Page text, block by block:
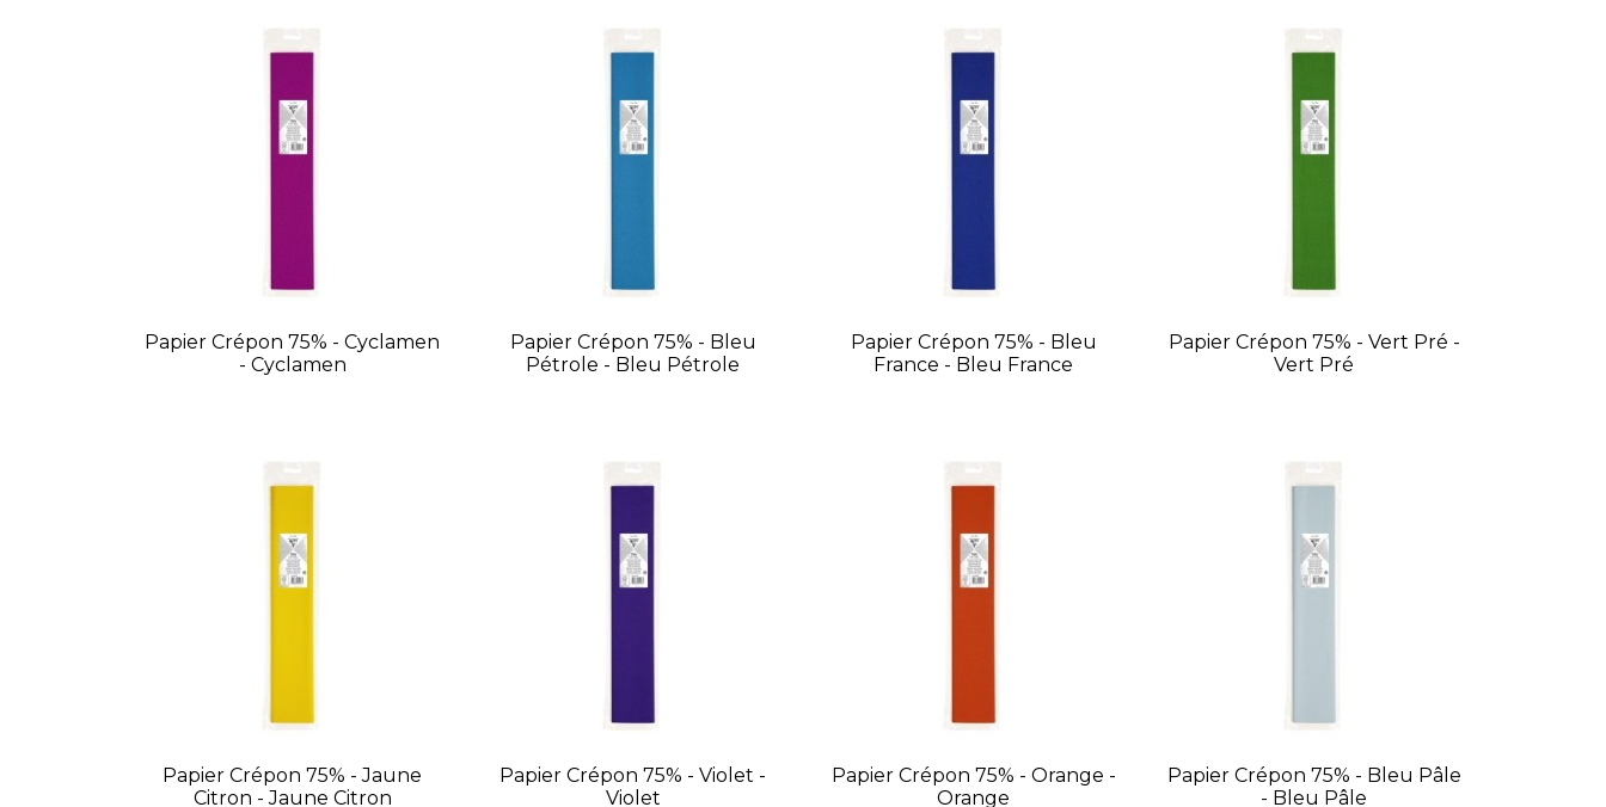
Papier Crépon 75% - Cyclamen
- Cyclamen
Papier Crépon 75% - Bleu
Pétrole - Bleu Pétrole
Papier Crépon 75% - Bleu
France - Bleu France
Papier Crépon 75% - Vert Pré -
Vert Pré
Papier Crépon 75% - Jaune
Citron - Jaune Citron
Papier Crépon 75% - Violet -
Violet
Papier Crépon 75% - Orange -
Orange
Papier Crépon 75% - Bleu Pâle
- Bleu Pâle